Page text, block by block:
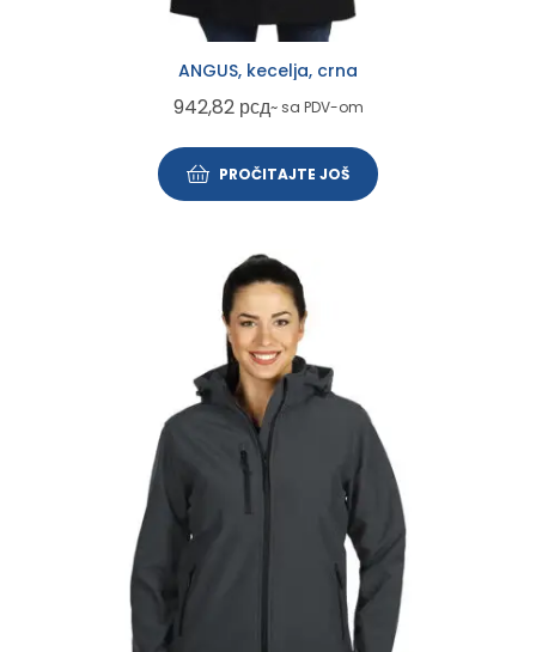
ANGUS, kecelja, crna
942,82 рсд~ sa PDV-om
PROČITAJTE JOŠ